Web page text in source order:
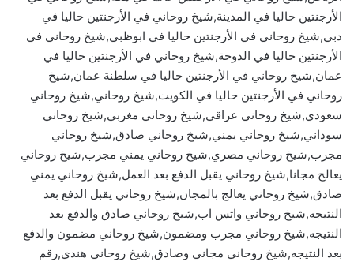
الأرجنتين حاليا في المدينة,شيخ روحاني في الأرجنتين حاليا في
دبي,شيخ روحاني في الأرجنتين حاليا في ابوظبي,شيخ روحاني في
الأرجنتين حاليا في الدوحة,شيخ روحاني في الأرجنتين حاليا في
عمان,شيخ روحاني في الأرجنتين حاليا في سلطنة عمان,شيخ
روحاني في الأرجنتين حاليا في الكويت,شيخ روحاني,شيخ روحاني
سعودي,شيخ روحاني عراقي,شيخ روحاني مغربي,شيخ روحاني
سوداني,شيخ روحاني يمني,شيخ روحاني صادق,شيخ روحاني
مجرب,شيخ روحاني مصري,شيخ روحاني يمني مجرب,شيخ روحاني
يعالج مجانا,شيخ روحاني يقبل الدفع بعد العمل,شيخ روحاني يمني
صادق,شيخ روحاني يعالج بالمجان,شيخ روحاني يقبل الدفع بعد
النتيجه,شيخ روحاني واتس اب,شيخ روحاني صادق والدفع بعد
النتيجه,شيخ روحاني مجرب ومضمون,شيخ روحاني مضمون والدفع
بعد النتيجه,شيخ روحاني مجاني وصادق,شيخ روحاني هندي,رقم